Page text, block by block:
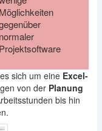
Möglichkeiten
normaler
Projektsoftware
sich um eineExcel-
von derPlanung
bis hin